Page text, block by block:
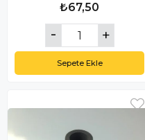
₺67,50
Sepete Ekle